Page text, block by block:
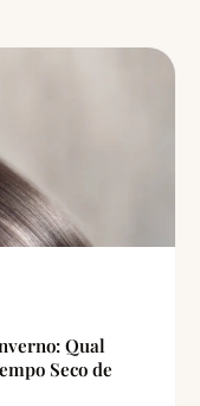
Qual
Seco de